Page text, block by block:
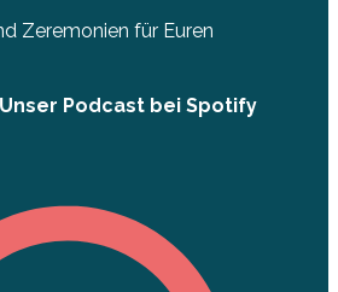
Zeremonien für Euren
Podcast bei Spotify